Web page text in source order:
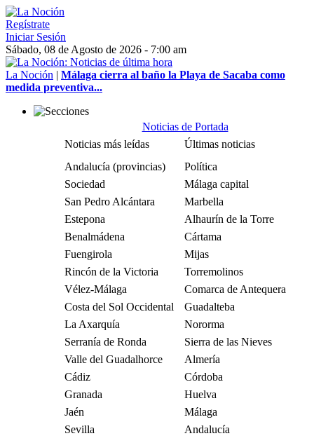
Regístrate
Iniciar Sesión
Sábado, 08 de Agosto de 2026 - 7:00 am
La Noción | Málaga cierra al baño la Playa de Sacaba como
medida preventiva...
Noticias de Portada
Noticias más leídas
Últimas noticias
Andalucía (provincias)
Política
Sociedad
Málaga capital
San Pedro Alcántara
Marbella
Estepona
Alhaurín de la Torre
Benalmádena
Cártama
Fuengirola
Mijas
Rincón de la Victoria
Torremolinos
Vélez-Málaga
Comarca de Antequera
Costa del Sol Occidental
Guadalteba
La Axarquía
Nororma
Serranía de Ronda
Sierra de las Nieves
Valle del Guadalhorce
Almería
Cádiz
Córdoba
Granada
Huelva
Jaén
Málaga
Sevilla
Andalucía